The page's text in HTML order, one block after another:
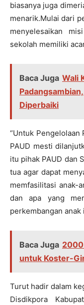
biasanya juga
menarik.Mulai dari
menyelesaikan
sekolah memiliki
Baca Juga Wali
Diperbaiki
“Untuk Pengelolaan
PAUD mesti
itu pihak PAUD dan
tua agar dapat
memfasilitasi anak-
dan apa yang
perkembangan
Baca Juga 2000
untuk Koster-
Turut hadir dalam
Disdikpora